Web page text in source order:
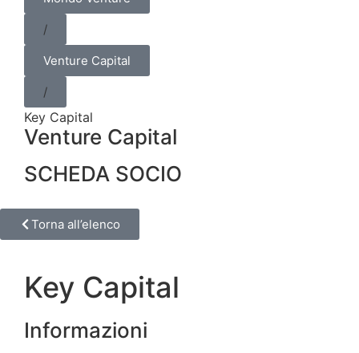
/
Venture Capital
/
Key Capital
Venture Capital
SCHEDA SOCIO
Torna all’elenco
Key Capital
Informazioni